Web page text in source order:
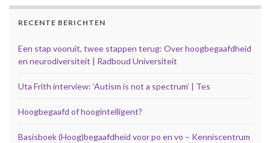
RECENTE BERICHTEN
Een stap vooruit, twee stappen terug: Over hoogbegaafdheid
en neurodiversiteit | Radboud Universiteit
Uta Frith interview: ‘Autism is not a spectrum’ | Tes
Hoogbegaafd of hoogintelligent?
Basisboek (Hoog)begaafdheid voor po en vo – Kenniscentrum